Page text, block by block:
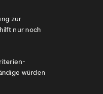
zur
nur noch
würden